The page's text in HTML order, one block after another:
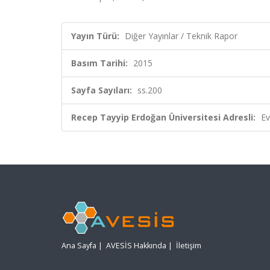
Yayın Türü: Diğer Yayınlar / Teknik Rapor
Basım Tarihi: 2015
Sayfa Sayıları: ss.200
Recep Tayyip Erdoğan Üniversitesi Adresli:
Ana Sayfa | AVESİS Hakkında | İletişim